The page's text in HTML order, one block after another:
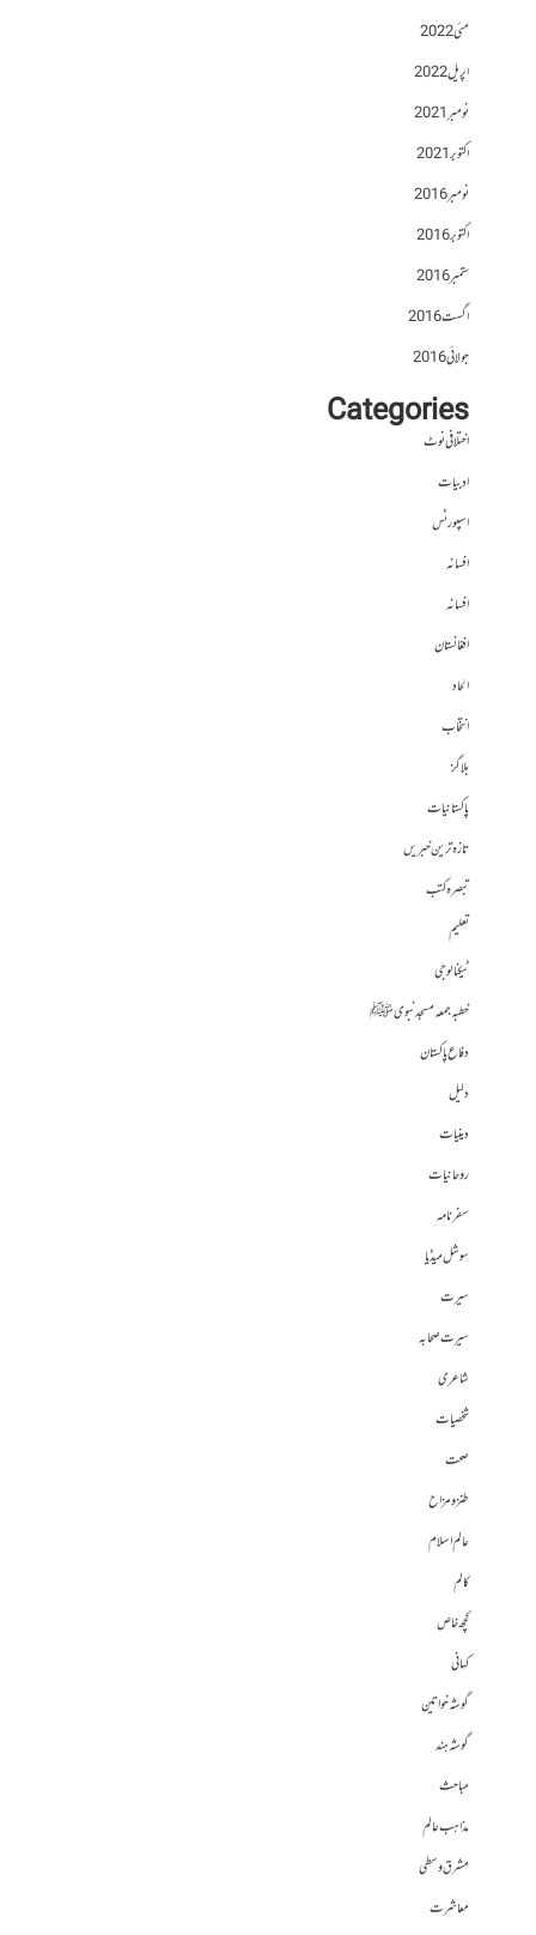
مئی 2022
اپریل 2022
نومبر 2021
اکتوبر 2021
نومبر 2016
اکتوبر 2016
ستمبر 2016
اگست 2016
جولائی 2016
Categories
اختلافی نوٹ
ادبیات
اسپورٹس
افسانہ
افسانہ
افغانستان
الحاد
انتخاب
بلاگز
پاکستانیات
تازہ ترین خبریں
تبصرہ کتب
تعلیم
ٹیکنالوجی
خطبہ جمعہ مسجد نبوی ﷺ
دفاع پاکستان
دلیل
دینیات
روحانیات
سفرنامہ
سوشل میڈیا
سیرت
سیرت صحابہ
شاعری
شخصیات
صحت
طنز و مزاح
عالم اسلام
کالم
کچھ خاص
کہانی
گوشہ خواتین
گوشہ ہند
مباحث
مذاہب عالم
مشرق وسطی
معاشرت